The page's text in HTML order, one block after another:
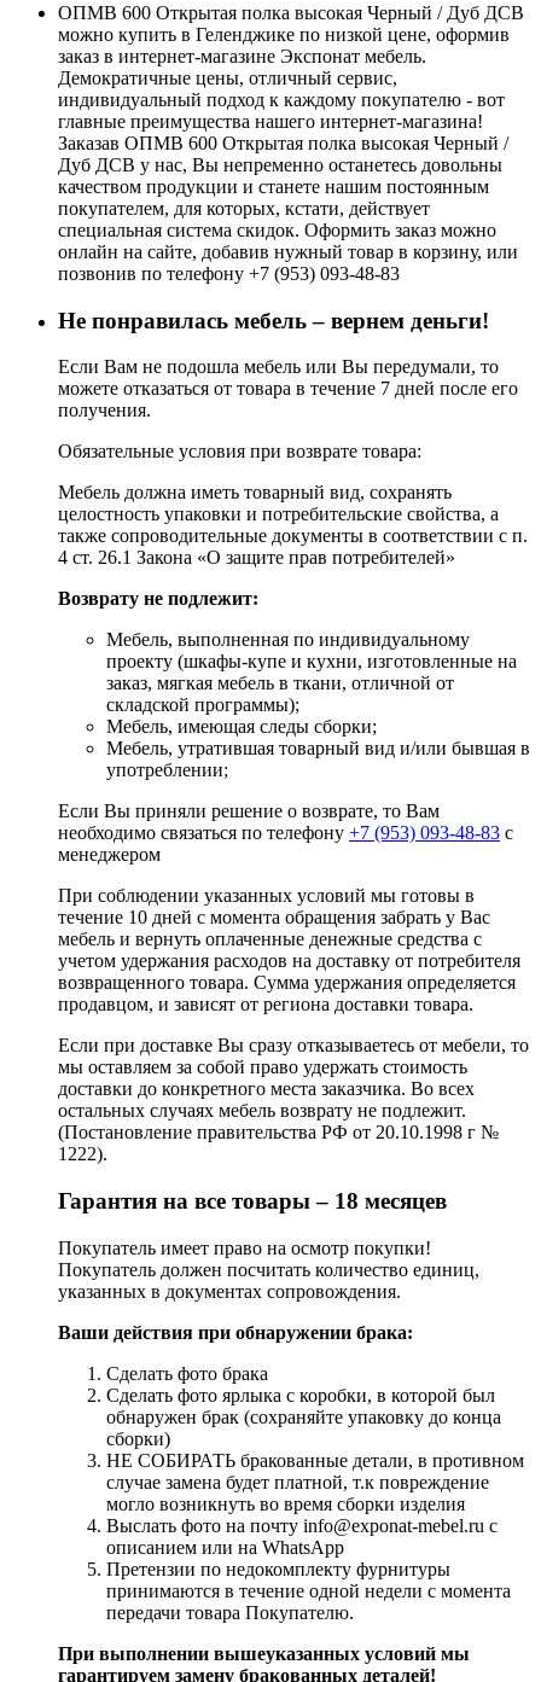
ОПМВ 600 Открытая полка высокая Черный / Дуб ДСВ
можно купить в Геленджике по низкой цене, оформив
заказ в интернет-магазине Экспонат мебель.
Демократичные цены, отличный сервис,
индивидуальный подход к каждому покупателю - вот
главные преимущества нашего интернет-магазина!
Заказав ОПМВ 600 Открытая полка высокая Черный /
Дуб ДСВ у нас, Вы непременно останетесь довольны
качеством продукции и станете нашим постоянным
покупателем, для которых, кстати, действует
специальная система скидок. Оформить заказ можно
онлайн на сайте, добавив нужный товар в корзину, или
позвонив по телефону +7 (953) 093-48-83
Не понравилась мебель – вернем деньги!
Если Вам не подошла мебель или Вы передумали, то
можете отказаться от товара в течение 7 дней после его
получения.
Обязательные условия при возврате товара:
Мебель должна иметь товарный вид, сохранять
целостность упаковки и потребительские свойства, а
также сопроводительные документы в соответствии с п.
4 ст. 26.1 Закона «О защите прав потребителей»
Возврату не подлежит:
Мебель, выполненная по индивидуальному
проекту (шкафы-купе и кухни, изготовленные на
заказ, мягкая мебель в ткани, отличной от
складской программы);
Мебель, имеющая следы сборки;
Мебель, утратившая товарный вид и/или бывшая в
употреблении;
Если Вы приняли решение о возврате, то Вам
необходимо связаться по телефону +7 (953) 093-48-83 с
менеджером
При соблюдении указанных условий мы готовы в
течение 10 дней с момента обращения забрать у Вас
мебель и вернуть оплаченные денежные средства с
учетом удержания расходов на доставку от потребителя
возвращенного товара. Сумма удержания определяется
продавцом, и зависят от региона доставки товара.
Если при доставке Вы сразу отказываетесь от мебели, то
мы оставляем за собой право удержать стоимость
доставки до конкретного места заказчика. Во всех
остальных случаях мебель возврату не подлежит.
(Постановление правительства РФ от 20.10.1998 г №
1222).
Гарантия на все товары – 18 месяцев
Покупатель имеет право на осмотр покупки!
Покупатель должен посчитать количество единиц,
указанных в документах сопровождения.
Ваши действия при обнаружении брака:
Сделать фото брака
Сделать фото ярлыка с коробки, в которой был
обнаружен брак (сохраняйте упаковку до конца
сборки)
НЕ СОБИРАТЬ бракованные детали, в противном
случае замена будет платной, т.к повреждение
могло возникнуть во время сборки изделия
Выслать фото на почту info@exponat-mebel.ru с
описанием или на WhatsApp
Претензии по недокомплекту фурнитуры
принимаются в течение одной недели с момента
передачи товара Покупателю.
При выполнении вышеуказанных условий мы
гарантируем замену бракованных деталей!